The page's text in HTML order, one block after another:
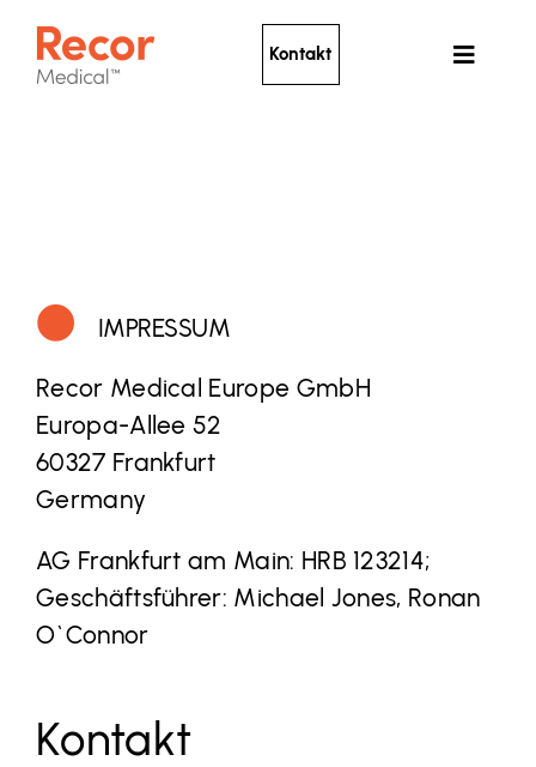
content
Toggle
Kontakt
IMPRESSUM
Recor Medical Europe GmbH
Europa-Allee 52
60327 Frankfurt
Germany
AG Frankfurt am Main: HRB 123214;
Geschäftsführer: Michael Jones, Ronan
O`Connor
Kontakt